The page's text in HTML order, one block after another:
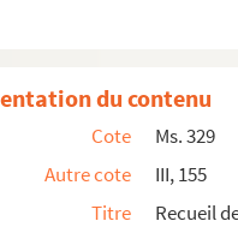
fecit lector Minorum clero
lieu
fecit quidam frater Minor in
frater Minor in domo
du contenu
Cote
Ms. 329
Autre cote
III, 155
Titre
Recueil